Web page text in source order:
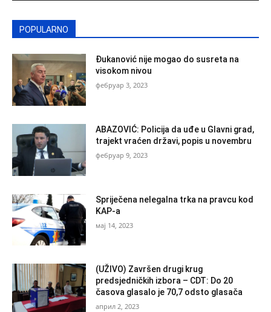
POPULARNO
Đukanović nije mogao do susreta na
visokom nivou
фебруар 3, 2023
ABAZOVIĆ: Policija da uđe u Glavni grad,
trajekt vraćen državi, popis u novembru
фебруар 9, 2023
Spriječena nelegalna trka na pravcu kod
KAP-a
мај 14, 2023
(UŽIVO) Završen drugi krug
predsjedničkih izbora – CDT: Do 20
časova glasalo je 70,7 odsto glasača
април 2, 2023